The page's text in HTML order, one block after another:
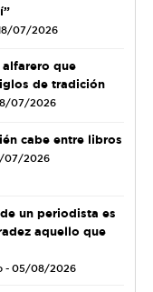
07/2026
alfarero que
de tradición
07/2026
cabe entre libros
07/2026
un periodista es
aquello que
- 05/08/2026